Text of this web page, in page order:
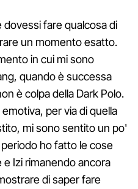
fare qualcosa di
un momento esatto.
in cui mi sono
quando è successa
è colpa della Dark Polo.
per via di quella
mi sono sentito un po'
ho fatto le cose
Izi rimanendo ancora
di saper fare